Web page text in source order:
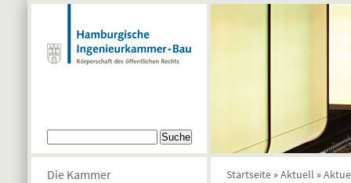
Direkt zum Inhalt
Suchformular
Die Kammer Startseite »Aktuell »